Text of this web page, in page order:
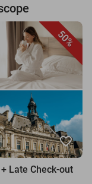
50%
favorite_border
Late Check-out